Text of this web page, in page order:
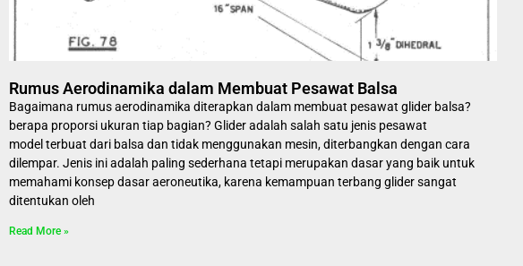
Rumus Aerodinamika dalam Membuat Pesawat Balsa
Bagaimana rumus aerodinamika diterapkan dalam membuat pesawat glider balsa?
berapa proporsi ukuran tiap bagian? Glider adalah salah satu jenis pesawat
model terbuat dari balsa dan tidak menggunakan mesin, diterbangkan dengan cara
dilempar. Jenis ini adalah paling sederhana tetapi merupakan dasar yang baik untuk
memahami konsep dasar aeroneutika, karena kemampuan terbang glider sangat
ditentukan oleh
Read More »